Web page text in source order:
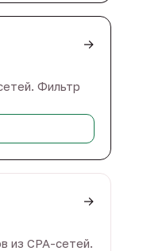
→
Фильтр
→
из CPA-сетей.